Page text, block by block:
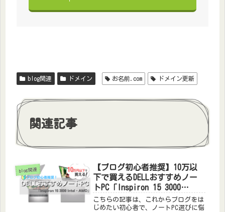
blog関連 ドメイン お名前.com ドメイン更新
関連記事
blog関連
【ブログ初心者推奨】10万以
下で買えるDELLおすすめノー
トPC「Inspiron 15 3000
Intel・AMD」
こちらの記事は、これからブログをは
じめたい初心者で、ノートPC選びに悩